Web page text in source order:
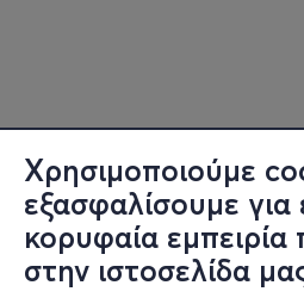
Χρησιμοποιούμε
εξασφαλίσουμε για
κορυφαία
στην ιστοσελίδα